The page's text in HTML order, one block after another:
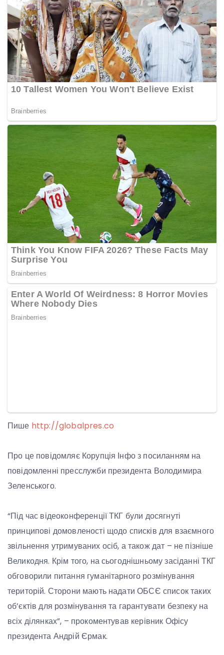
Пише http://globalpres.co
Про це повідомляє Корупція Інфо з посиланням на
повідомленні пресслужби президента Володимира
Зеленського.
“Під час відеоконференції ТКГ були досягнуті
принципові домовленості щодо списків для взаємного
звільнення утримуваних осіб, а також дат – не пізніше
Великодня. Крім того, на сьогоднішньому засіданні ТКГ
обговорили питання гуманітарного розмінування
територій. Сторони мають надати ОБСЄ список таких
об’єктів для розмінування та гарантувати безпеку на
всіх ділянках”, – прокоментував керівник Офісу
президента Андрій Єрмак.